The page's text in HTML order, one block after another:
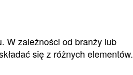
W zależności od branży lub
się z różnych elementów.